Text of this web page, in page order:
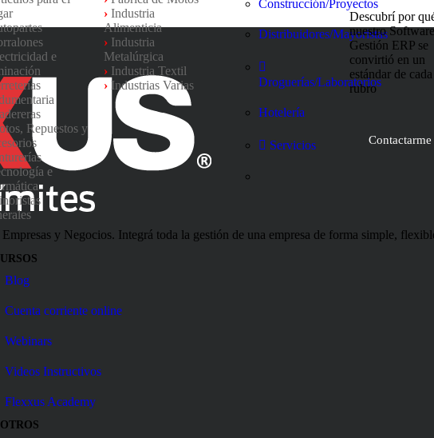
e
Repuestos y
e
› Industria
Alimenticia
› Industria
Metalúrgica
› Industria Textil
› Industrias Varias
Construcción/Proyectos
Distribuidores/Mayoristas
Droguerías/Laboratorios
Hotelería
Servicios
Descubrí por
nuestro
Gestión ERP se
convirtió en un
estándar de cada
rubro
Contactarme
Blog
Cuenta corriente online
Webinars
Videos Instructivos
Flexxus Academy
y Negocios. Integrá toda la gestión de una empresa de forma simple,